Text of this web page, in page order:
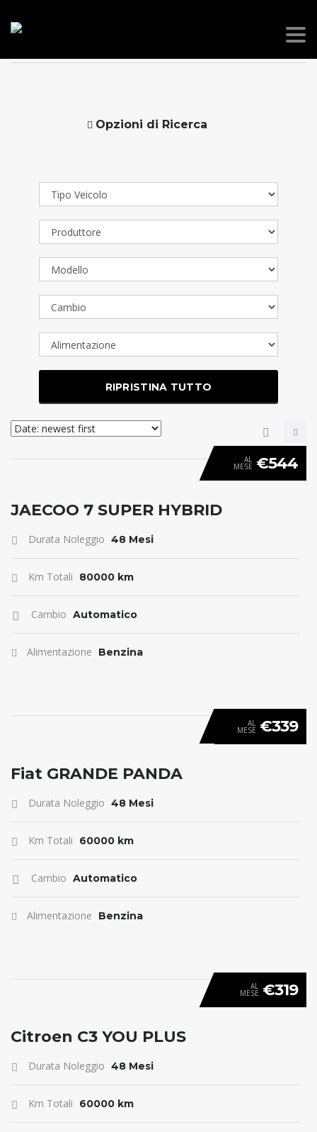
Opzioni di Ricerca
RIPRISTINA TUTTO
ANTICIPO 0
AL
MESE €544
JAECOO 7 SUPER HYBRID
Durata Noleggio 48 Mesi
Km Totali 80000 km
Cambio Automatico
Alimentazione Benzina
ANTICIPO 0
AL
MESE €339
Fiat GRANDE PANDA
Durata Noleggio 48 Mesi
Km Totali 60000 km
Cambio Automatico
Alimentazione Benzina
ANTICIPO 0
AL
MESE €319
Citroen C3 YOU PLUS
Durata Noleggio 48 Mesi
Km Totali 60000 km